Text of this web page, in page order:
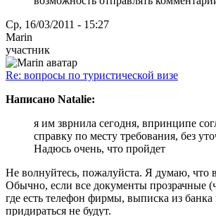
Ср, 16/03/2011 - 15:27
Marin
участник
Re: вопросы по туристической визе
Написано Natalie:
я им зврнила сегодня, впринципе
справку по месту требования, без
Надюсь очень, что пройдет
Не волнуйтесь, пожалуйста. Я думаю, что
Обычно, если все документы прозрачные
где есть телефон фирмы, выписка из
придираться не будут.